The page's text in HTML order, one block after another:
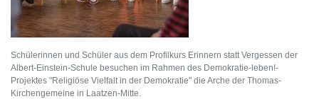
Schülerinnen und Schüler aus dem Profilkurs Erinnern statt Vergessen der
Albert-Einstein-Schule besuchen im Rahmen des Demokratie-leben!-
Projektes "Religiöse Vielfalt in der Demokratie" die Arche der Thomas-
Kirchengemeine in Laatzen-Mitte.